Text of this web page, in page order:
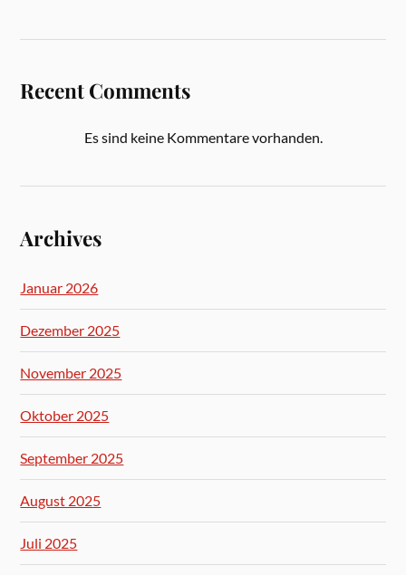
Recent Comments
Es sind keine Kommentare vorhanden.
Archives
Januar 2026
Dezember 2025
November 2025
Oktober 2025
September 2025
August 2025
Juli 2025